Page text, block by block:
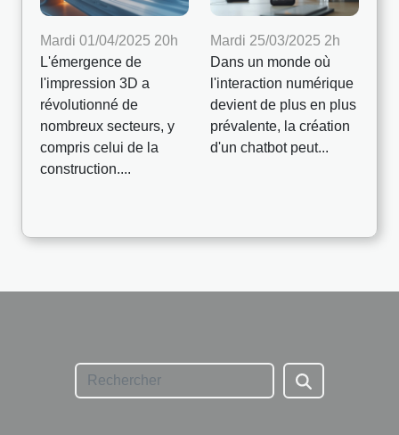
Mardi 01/04/2025 20h
L'émergence de
l'impression 3D a
révolutionné de
nombreux secteurs, y
compris celui de la
construction....
Mardi 25/03/2025 2h
Dans un monde où
l'interaction numérique
devient de plus en plus
prévalente, la création
d'un chatbot peut...